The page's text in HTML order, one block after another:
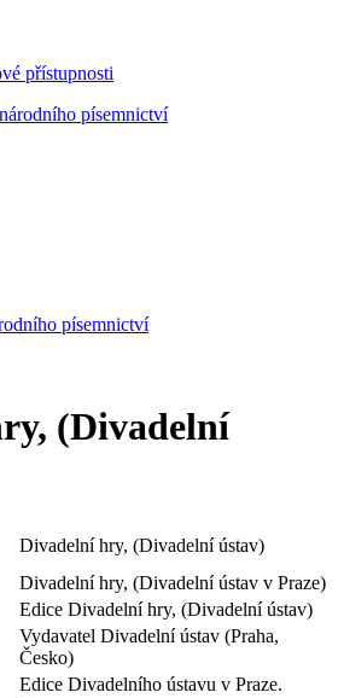
přístupnosti
písemnictví
(Divadelní
Divadelní hry, (Divadelní ústav)
Divadelní hry, (Divadelní ústav v Praze)
Edice Divadelní hry, (Divadelní ústav)
Vydavatel Divadelní ústav (Praha,
Česko)
Edice Divadelního ústavu v Praze.